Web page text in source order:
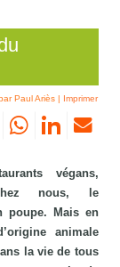
Paul Ariès| Imprimer
végans,
nous, le
poupe. Mais en
animale
la vie de tous